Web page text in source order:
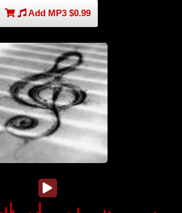
Add MP3 $0.99